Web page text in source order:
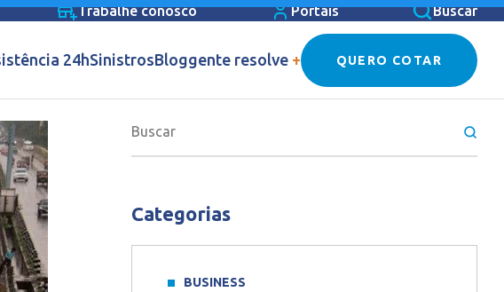
Trabalhe conosco Portais Buscar
24hSinistrosBloggente resolve + QUERO COTAR
Categorias
BUSINESS